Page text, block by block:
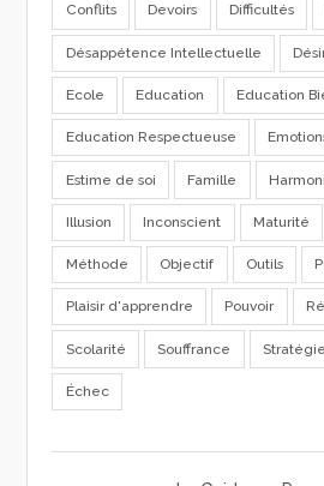
Conflits Devoirs Difficultés
Désappétence Intellectuelle
Ecole Education Education
Education Respectueuse
Estime de soi Famille
Illusion Inconscient Maturité
Méthode Objectif Outils
Plaisir d'apprendre Pouvoir
Scolarité Souffrance Stratégie
Échec